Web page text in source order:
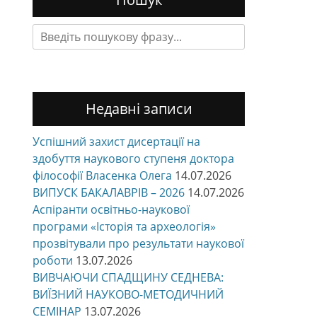
Search
for:
Недавні записи
Успішний захист дисертації на
здобуття наукового ступеня доктора
філософії Власенка Олега 14.07.2026
ВИПУСК БАКАЛАВРІВ – 2026 14.07.2026
Аспіранти освітньо-наукової
програми «Історія та археологія»
прозвітували про результати наукової
роботи 13.07.2026
ВИВЧАЮЧИ СПАДЩИНУ СЕДНЕВА:
ВИЇЗНИЙ НАУКОВО-МЕТОДИЧНИЙ
СЕМІНАР 13.07.2026